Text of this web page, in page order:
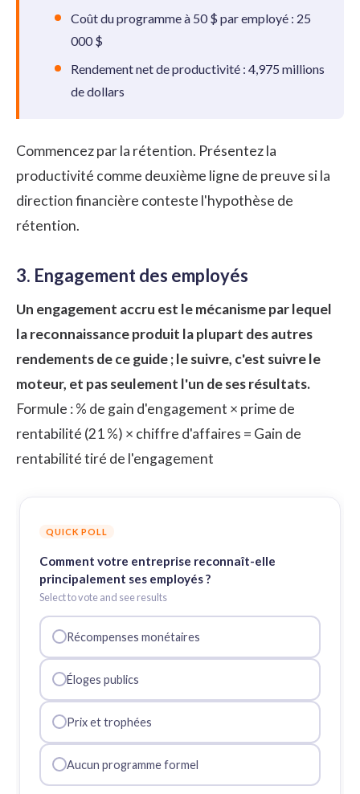
Coût du programme à 50 $ par employé : 25
000 $
Rendement net de productivité : 4,975 millions
de dollars
Commencez par la rétention. Présentez la
productivité comme deuxième ligne de preuve si la
direction financière conteste l'hypothèse de
rétention.
3. Engagement des employés
Un engagement accru est le mécanisme par lequel
la reconnaissance produit la plupart des autres
rendements de ce guide ; le suivre, c'est suivre le
moteur, et pas seulement l'un de ses résultats.
Formule : % de gain d'engagement × prime de
rentabilité (21 %) × chiffre d'affaires = Gain de
rentabilité tiré de l'engagement
QUICK POLL
Comment votre entreprise reconnaît-elle
principalement ses employés ?
Select to vote and see results
Récompenses monétaires
Éloges publics
Prix et trophées
Aucun programme formel